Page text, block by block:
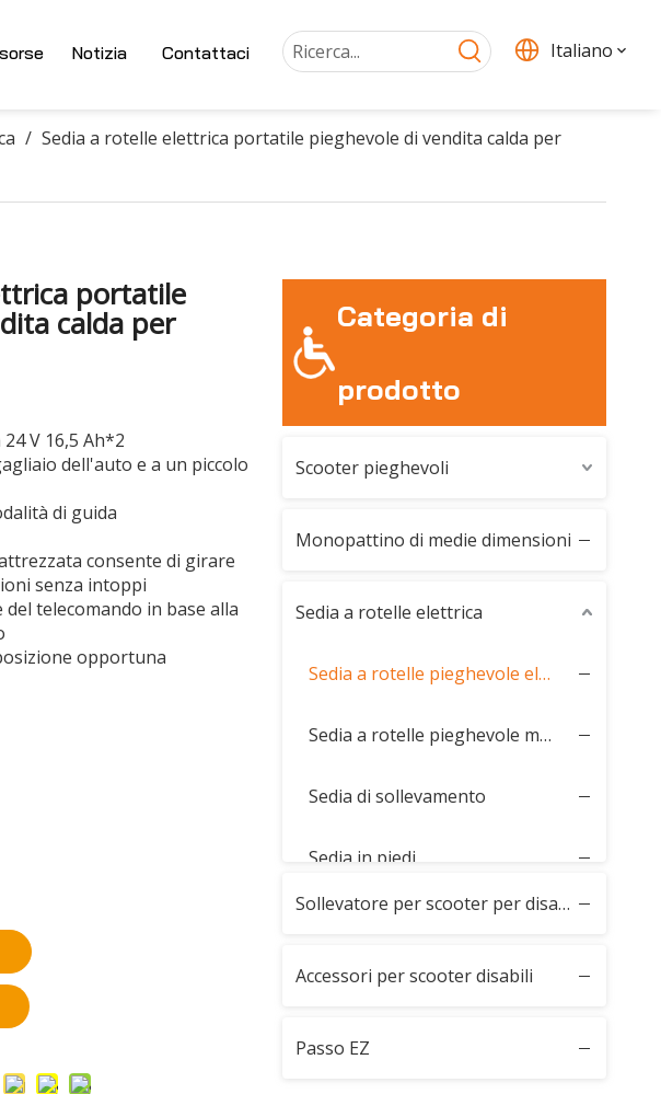
Notizia Contattaci Italiano
/ Sedia a rotelle elettrica portatile pieghevole di vendita calda per
portatile
calda per
V 16,5 Ah*2
dell'auto e a un piccolo
di guida
consente di girare
senza intoppi
telecomando in base alla
opportuna
Categoria di
prodotto
Scooter pieghevoli
Monopattino di medie dimensioni
Sedia a rotelle elettrica
Sedia a rotelle pieghevole elettrica
Sedia a rotelle pieghevole manuale
Sedia di sollevamento
Sedia in piedi
Sollevatore per scooter per disabili
Accessori per scooter disabili
Passo EZ